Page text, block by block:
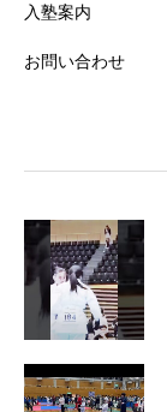
入塾案内
お問い合わせ